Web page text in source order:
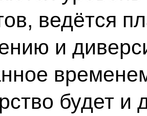
ведётся
и
будет